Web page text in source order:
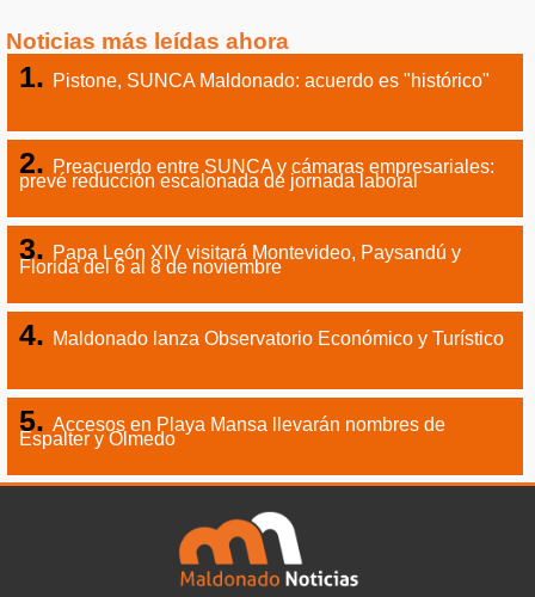
Noticias más leídas ahora
Pistone, SUNCA Maldonado: acuerdo es "histórico"
Preacuerdo entre SUNCA y cámaras empresariales:
prevé reducción escalonada de jornada laboral
Papa León XIV visitará Montevideo, Paysandú y
Florida del 6 al 8 de noviembre
Maldonado lanza Observatorio Económico y Turístico
Accesos en Playa Mansa llevarán nombres de
Espalter y Olmedo